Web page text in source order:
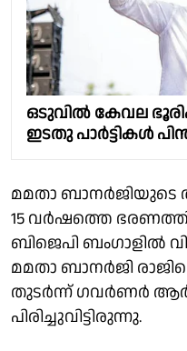
ഒടുവിൽ കേവല
ഇടതു പാർട്ടികൾ
മമതാ
15 വര്‍ഷത്തെ
ബിജെപി ബംഗാളില്‍
മമതാ ബാനര്‍ജി
തുടര്‍ന്ന് ഗവര്‍ണര്‍
പിരിച്ചുവിട്ടിരുന്നു.